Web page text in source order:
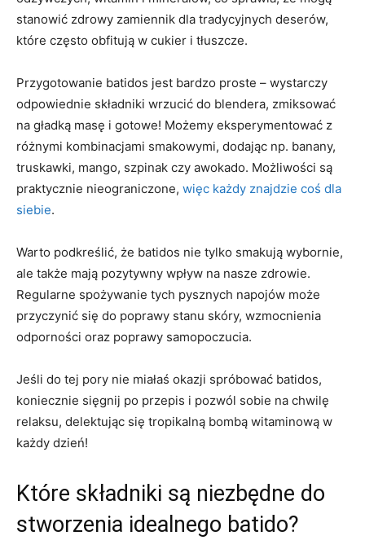
stanowić zdrowy⁣ zamiennik dla‍ tradycyjnych deserów,
które często obfitują​ w cukier i tłuszcze.
Przygotowanie batidos jest ‍bardzo ⁣proste ‍– wystarczy
odpowiednie składniki wrzucić do blendera, zmiksować
⁤na gładką masę i⁣ gotowe! Możemy eksperymentować z
różnymi kombinacjami smakowymi, dodając np. banany,
truskawki, mango,​ szpinak czy awokado. Możliwości są
praktycznie nieograniczone, więc każdy znajdzie coś dla
siebie.
Warto podkreślić, że batidos nie tylko smakują wybornie,
ale także mają pozytywny wpływ na nasze zdrowie.
Regularne spożywanie tych pysznych napojów może
przyczynić się do poprawy‍ stanu ​skóry, wzmocnienia
odporności ⁢oraz poprawy samopoczucia.
Jeśli do tej pory nie miałaś okazji spróbować batidos,
koniecznie sięgnij po przepis i pozwól sobie na chwilę
relaksu, delektując się tropikalną bombą witaminową w
każdy dzień!
Które ⁣składniki są niezbędne do
stworzenia idealnego batido?